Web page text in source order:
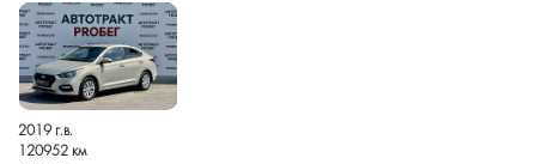
2019 г.в.
120952 км